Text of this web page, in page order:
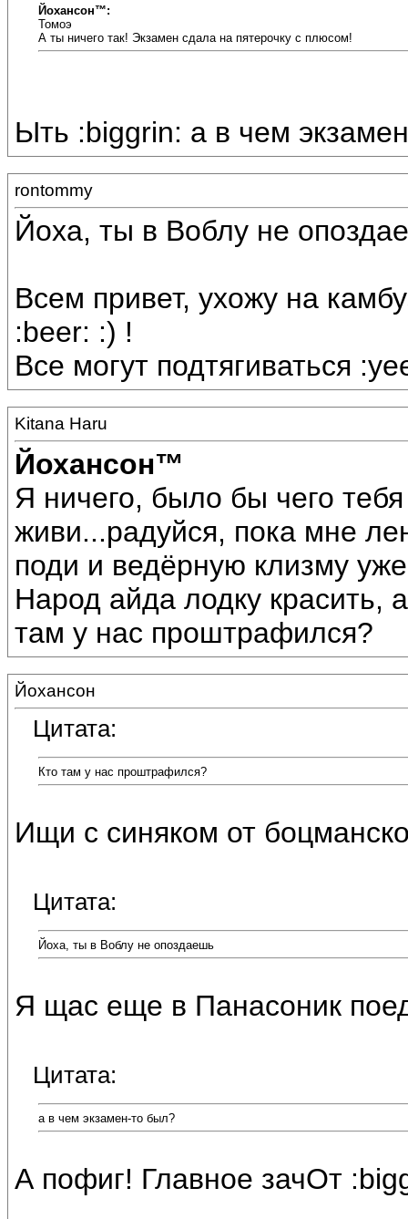
Йохансон™:
Томоэ
А ты ничего так! Экзамен сдала на пятерочку с плюсом!
Ыть :biggrin: а в чем
rontommy
Йоха, ты в Воблу не
Всем привет, ухожу на
:beer: :) !
Все могут подтягиваться
Kitana Haru
Йохансон™
Я ничего, было бы чего
живи...радуйся, пока мне
поди и ведёрную клизму
Народ айда лодку красить,
там у нас проштрафился?
Йохансон
Цитата:
Кто там у нас проштрафился?
Ищи с синяком от
Цитата:
Йоха, ты в Воблу не опоздаешь
Я щас еще в Панасоник
Цитата:
а в чем экзамен-то был?
А пофиг! Главное зачОт